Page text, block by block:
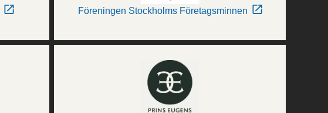
Föreningen Stockholms Företagsminnen